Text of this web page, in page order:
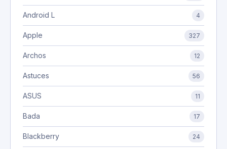
Android L 4
Apple 327
Archos 12
Astuces 56
ASUS 11
Bada 17
Blackberry 24